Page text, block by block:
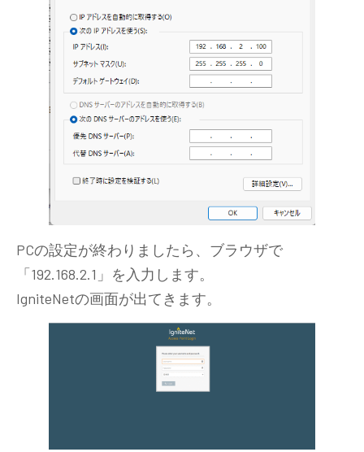
PCの設定が終わりましたら、ブラウザで
「192.168.2.1」を入力します。
IgniteNetの画面が出てきます。